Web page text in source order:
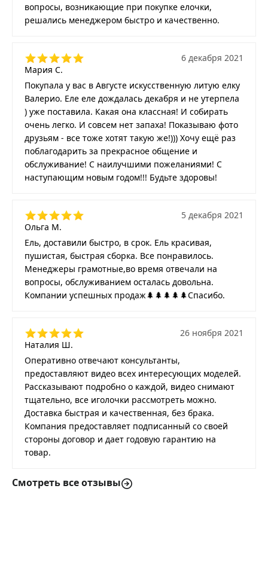
вопросы, возникающие при покупке елочки,
решались менеджером быстро и качественно.
Мария С.
6 декабря 2021
Покупала у вас в Августе искусственную литую елку
Валерио. Еле еле дождалась декабря и не утерпела
) уже поставила. Какая она классная! И собирать
очень легко. И совсем нет запаха! Показываю фото
друзьям - все тоже хотят такую же!))) Хочу ещё раз
поблагодарить за прекрасное общение и
обслуживание! С наилучшими пожеланиями! С
наступающим новым годом!!! Будьте здоровы!
Ольга М.
5 декабря 2021
Ель, доставили быстро, в срок. Ель красивая,
пушистая, быстрая сборка. Все понравилось.
Менеджеры грамотные,во время отвечали на
вопросы, обслуживанием осталась довольна.
Компании успешных продаж🌲🌲🌲🌲🌲Спасибо.
Наталия Ш.
26 ноября 2021
Оперативно отвечают консультанты,
предоставляют видео всех интересующих моделей.
Рассказывают подробно о каждой, видео снимают
тщательно, все иголочки рассмотреть можно.
Доставка быстрая и качественная, без брака.
Компания предоставляет подписанный со своей
стороны договор и дает годовую гарантию на
товар.
Смотреть все отзывы